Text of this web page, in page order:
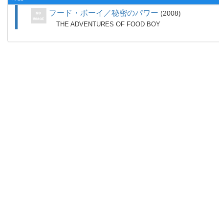
フード・ボーイ／秘密のパワー 2008
THE ADVENTURES OF FOOD BOY